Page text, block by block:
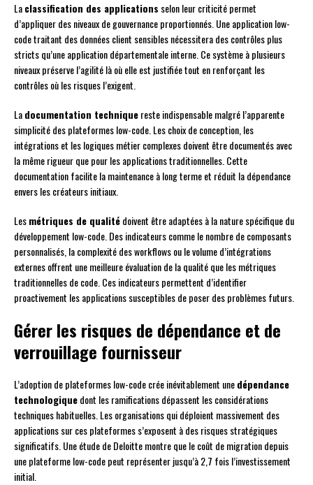
Laclassification des applications selon leur criticité permet
d’appliquer des niveaux de gouvernance proportionnés. Une application low-
code traitant des données client sensibles nécessitera des contrôles plus
stricts qu’une application départementale interne. Ce système à plusieurs
niveaux préserve l’agilité là où elle est justifiée tout en renforçant les
contrôles où les risques l’exigent.
Ladocumentation techniquereste indispensable malgré l’apparente
simplicité des plateformes low-code. Les choix de conception, les
intégrations et les logiques métier complexes doivent être documentés avec
la même rigueur que pour les applications traditionnelles. Cette
documentation facilite la maintenance à long terme et réduit la dépendance
envers les créateurs initiaux.
Lesmétriques de qualitédoivent être adaptées à la nature spécifique du
développement low-code. Des indicateurs comme le nombre de composants
personnalisés, la complexité des workflows ou le volume d’intégrations
externes offrent une meilleure évaluation de la qualité que les métriques
traditionnelles de code. Ces indicateurs permettent d’identifier
proactivement les applications susceptibles de poser des problèmes futurs.
Gérer les risques de dépendance et de
verrouillage fournisseur
L’adoption de plateformes low-code crée inévitablement unedépendance
technologiquedont les ramifications dépassent les considérations
techniques habituelles. Les organisations qui déploient massivement des
applications sur ces plateformes s’exposent à des risques stratégiques
significatifs. Une étude de Deloitte montre que le coût de migration depuis
une plateforme low-code peut représenter jusqu’à 2,7 fois l’investissement
initial.